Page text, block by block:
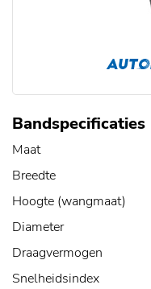
Bandspecificaties
Maat
Breedte
Hoogte (wangmaat)
Diameter
Draagvermogen
Snelheidsindex